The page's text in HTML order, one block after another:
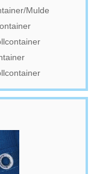
Mulde